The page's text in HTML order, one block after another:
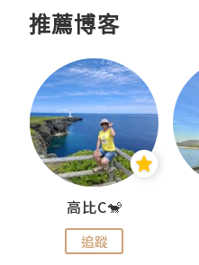
推薦博客
高比C🐒
追蹤